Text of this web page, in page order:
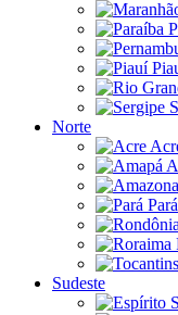
Norte
Pará
Sudeste